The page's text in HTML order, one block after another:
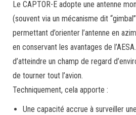
Le CAPTOR-E adopte une antenne
(souvent via un mécanisme dit
permettant d’orienter l’antenne en
en conservant les avantages de
d’atteindre un champ de regard
de tourner tout l’avion.
Techniquement, cela apporte :
Une capacité accrue à surveiller